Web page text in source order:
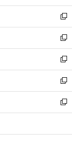
開
く
ウ
で
開
く
ン
ド
ウ
で
開
く
ウ
ィ
ン
ド
ウ
で
開
く
新
し
い
ウ
ィ
ン
ド
ウ
で
開
新
し
い
ウ
ィ
ン
ド
ウ
開
新
し
い
ウ
ィ
ン
ウ
新
し
い
ウ
ン
新
し
ウ